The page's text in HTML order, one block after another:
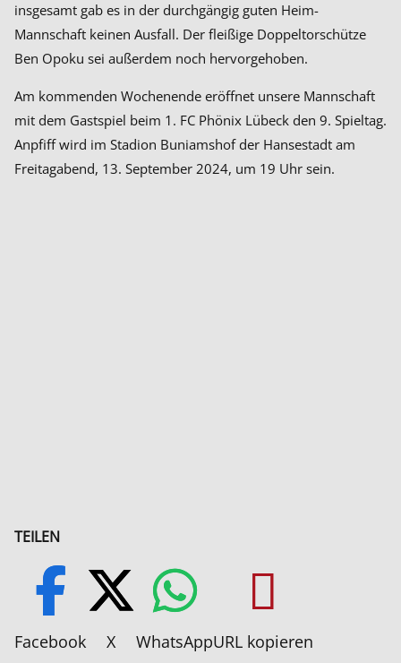
insgesamt gab es in der durchgängig guten Heim-
Mannschaft keinen Ausfall. Der fleißige Doppeltorschütze
Ben Opoku sei außerdem noch hervorgehoben.
Am kommenden Wochenende eröffnet unsere Mannschaft
mit dem Gastspiel beim 1. FC Phönix Lübeck den 9. Spieltag.
Anpfiff wird im Stadion Buniamshof der Hansestadt am
Freitagabend, 13. September 2024, um 19 Uhr sein.
TEILEN
Facebook X WhatsAppURL kopieren